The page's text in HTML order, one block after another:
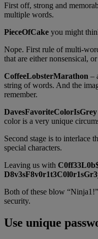
First off, strong and
multiple words.
PieceOfCake you might
Nope. First rule of multi-
that are either nonsensical,
CoffeeLobsterMarathon –
string of words. And the
remember.
DavesFavoriteColorIsGrey
color is a very unique
Second stage is to interlace
special characters.
Leaving us with
Both of these blow
security.
Use unique